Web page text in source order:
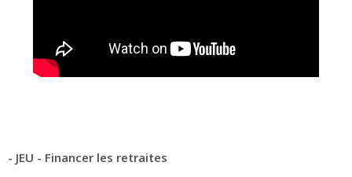
- JEU - Financer les retraites